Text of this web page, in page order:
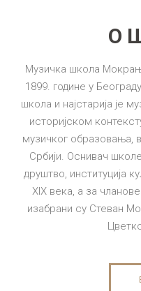
О
Музичка школа
1899. године у
школа и најстарија је
историјском
музичког образовања,
Србији. Оснивач
друштво, институција
XIX века, а за
изабрани су Стеван